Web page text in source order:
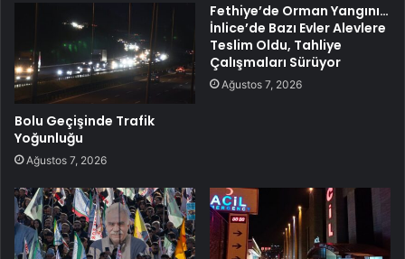
Bolu Geçişinde Trafik
Yoğunluğu
Ağustos 7, 2026
Fethiye’de Orman Yangını…
İnlice’de Bazı Evler Alevlere
Teslim Oldu, Tahliye
Çalışmaları Sürüyor
Ağustos 7, 2026